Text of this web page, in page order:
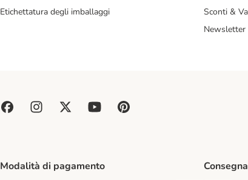
Etichettatura degli imballaggi
Sconti &
Newsletter
Modalità di pagamento Consegna